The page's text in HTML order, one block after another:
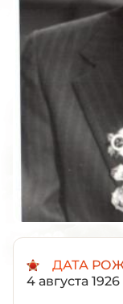
ДАТА
4 августа 1926